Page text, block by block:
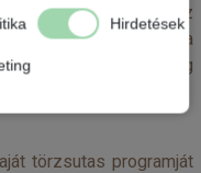
vagy ha ez
kötelessége az utast a
(akár más légitársaság
törzsutas programját
Hirdetések